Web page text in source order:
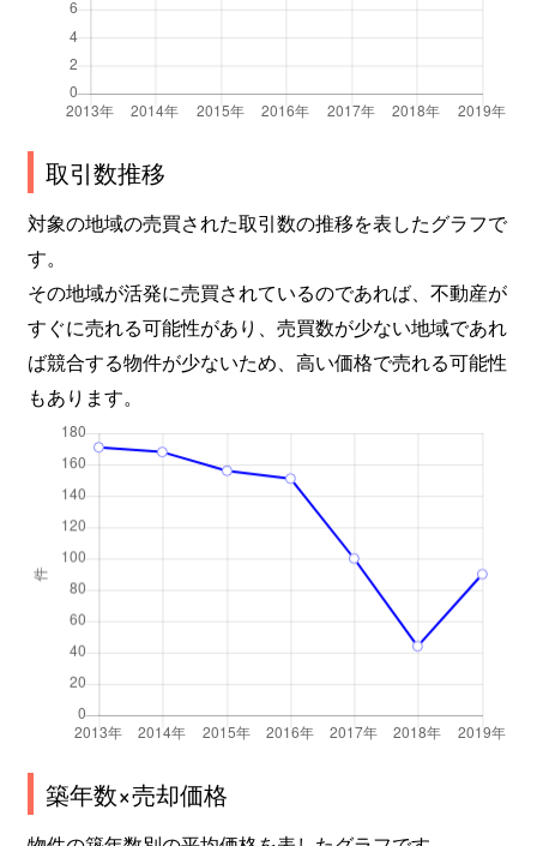
取引数推移
対象の地域の売買された取引数の推移を表したグラフで
す。
その地域が活発に売買されているのであれば、不動産が
すぐに売れる可能性があり、売買数が少ない地域であれ
ば競合する物件が少ないため、高い価格で売れる可能性
もあります。
築年数×売却価格